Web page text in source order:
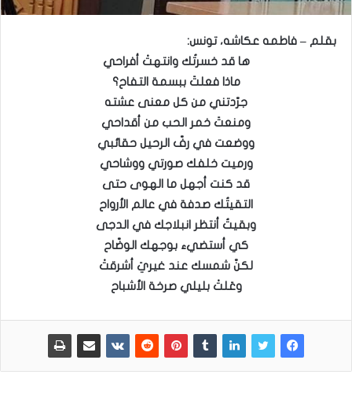
بقلم –فاطمه عكاشه، تونس:
ها قد خسرتُك وانتهتْ أفراحي
ماذا فعلتَ ببسمة التفاح؟
جرّدتني من كل معنى عشته
ومنعتَ خمر الحب من أقداحي
ووضعت في رفّ الرحيل حقائبي
ورميت خلفك صورتي ووشاحي
قد كنت أجهل ما الهوى حتى
التقيتُك صدفة في عالم الأرواح
وبقيتُ أنتظر انبلاجك في الدجى
كي أستضيء بوجهك الوضّاح
لكنّ شمسك عند غيريَ أشرقتْ
وعَلتْ بليلي صرخة الأشباح